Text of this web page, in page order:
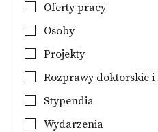
Oferty pracy
Osoby
Projekty
Rozprawy doktorskie
Stypendia
Wydarzenia